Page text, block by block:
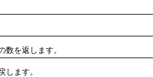
を返します。
ます。